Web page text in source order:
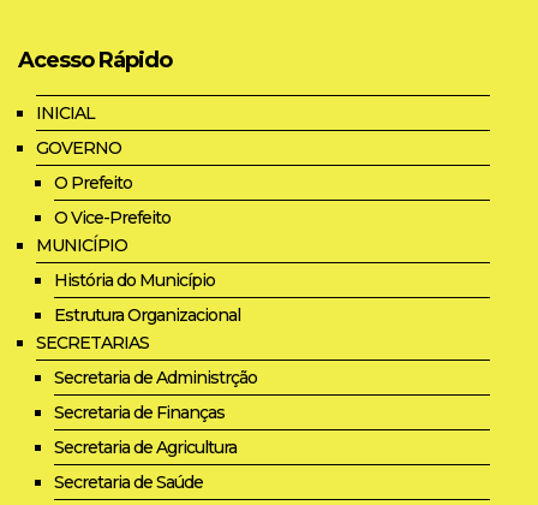
Acesso Rápido
INICIAL
GOVERNO
O Prefeito
O Vice-Prefeito
MUNICÍPIO
História do Município
Estrutura Organizacional
SECRETARIAS
Secretaria de Administrção
Secretaria de Finanças
Secretaria de Agricultura
Secretaria de Saúde